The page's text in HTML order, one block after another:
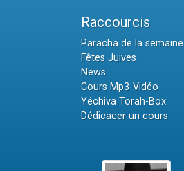
Raccourcis
Paracha de la semaine
Fêtes Juives
News
Cours Mp3-Vidéo
Yéchiva Torah-Box
Dédicacer un cours